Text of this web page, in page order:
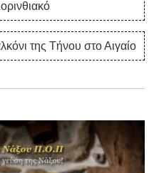
της Τήνου στο Αιγαίο